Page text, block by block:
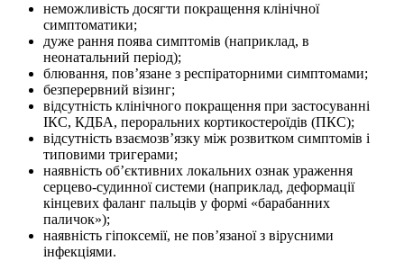
неможливість досягти покращення клінічної
симптоматики;
дуже рання поява симптомів (наприклад, в
неонатальний період);
блювання, пов’язане з респіраторними симптомами;
безперервний візинг;
відсутність клінічного покращення при застосуванні
ІКС, КДБА, пероральних кортикостероїдів (ПКС);
відсутність взаємозв’язку між розвитком симптомів і
типовими тригерами;
наявність об’єктивних локальних ознак ураження
серцево-судинної системи (наприклад, деформації
кінцевих фаланг пальців у формі «барабанних
паличок»);
наявність гіпоксемії, не пов’язаної з вірусними
інфекціями.